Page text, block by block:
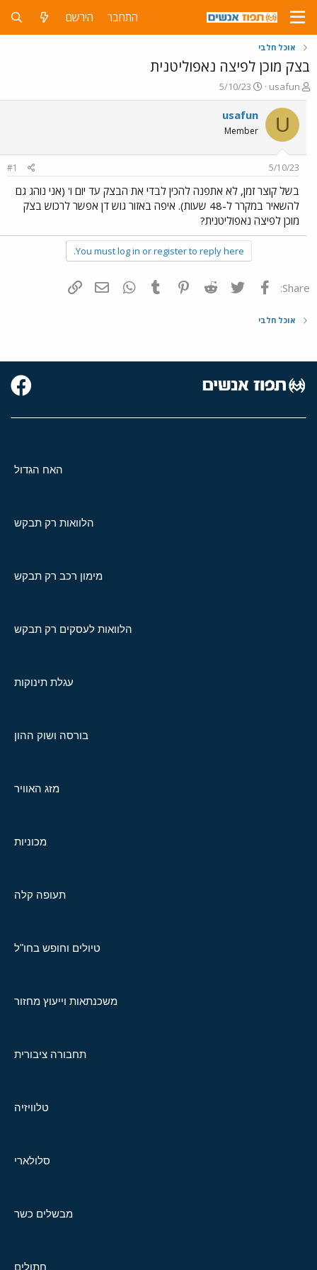
התחבר הירשם
אוכל חלבי
בצק מוכן לפיצה נאפוליטנית
פ
ו
ת
ח
ה
ש
א
usafun
פ
ו
ר
ם
ר
י
ך
5/10/23
U
usafun
Member
5/10/23
#1
בשל קוצר זמן, לא אתפנה להכין לבדי את הבצק עד יום ו' (אני נוהג גם
להשאיר במקרר ל-48 שעות). איפה באזור גוש דן אפשר לרכוש בצק
מוכן לפיצה נאפוליטנית?
You must log in or register to reply here.
Share: פייסבוק Twitter
Reddit
Pinterest
Tumblr
WhatsAppדואר אלקטרוני
אוכל חלבי
האח הגדול
הלוואות רק תבקש
מימון רכב רק תבקש
הלוואות לעסקים רק תבקש
עגלת תינוקות
בורסה ושוק ההון
מזג האוויר
מכוניות
תעופה קלה
טיולים וחופש בחו"ל
משכנתאות וייעוץ מחזור
תחבורה ציבורית
טלוויזיה
סלולארי
מבשלים כשר
חתולים